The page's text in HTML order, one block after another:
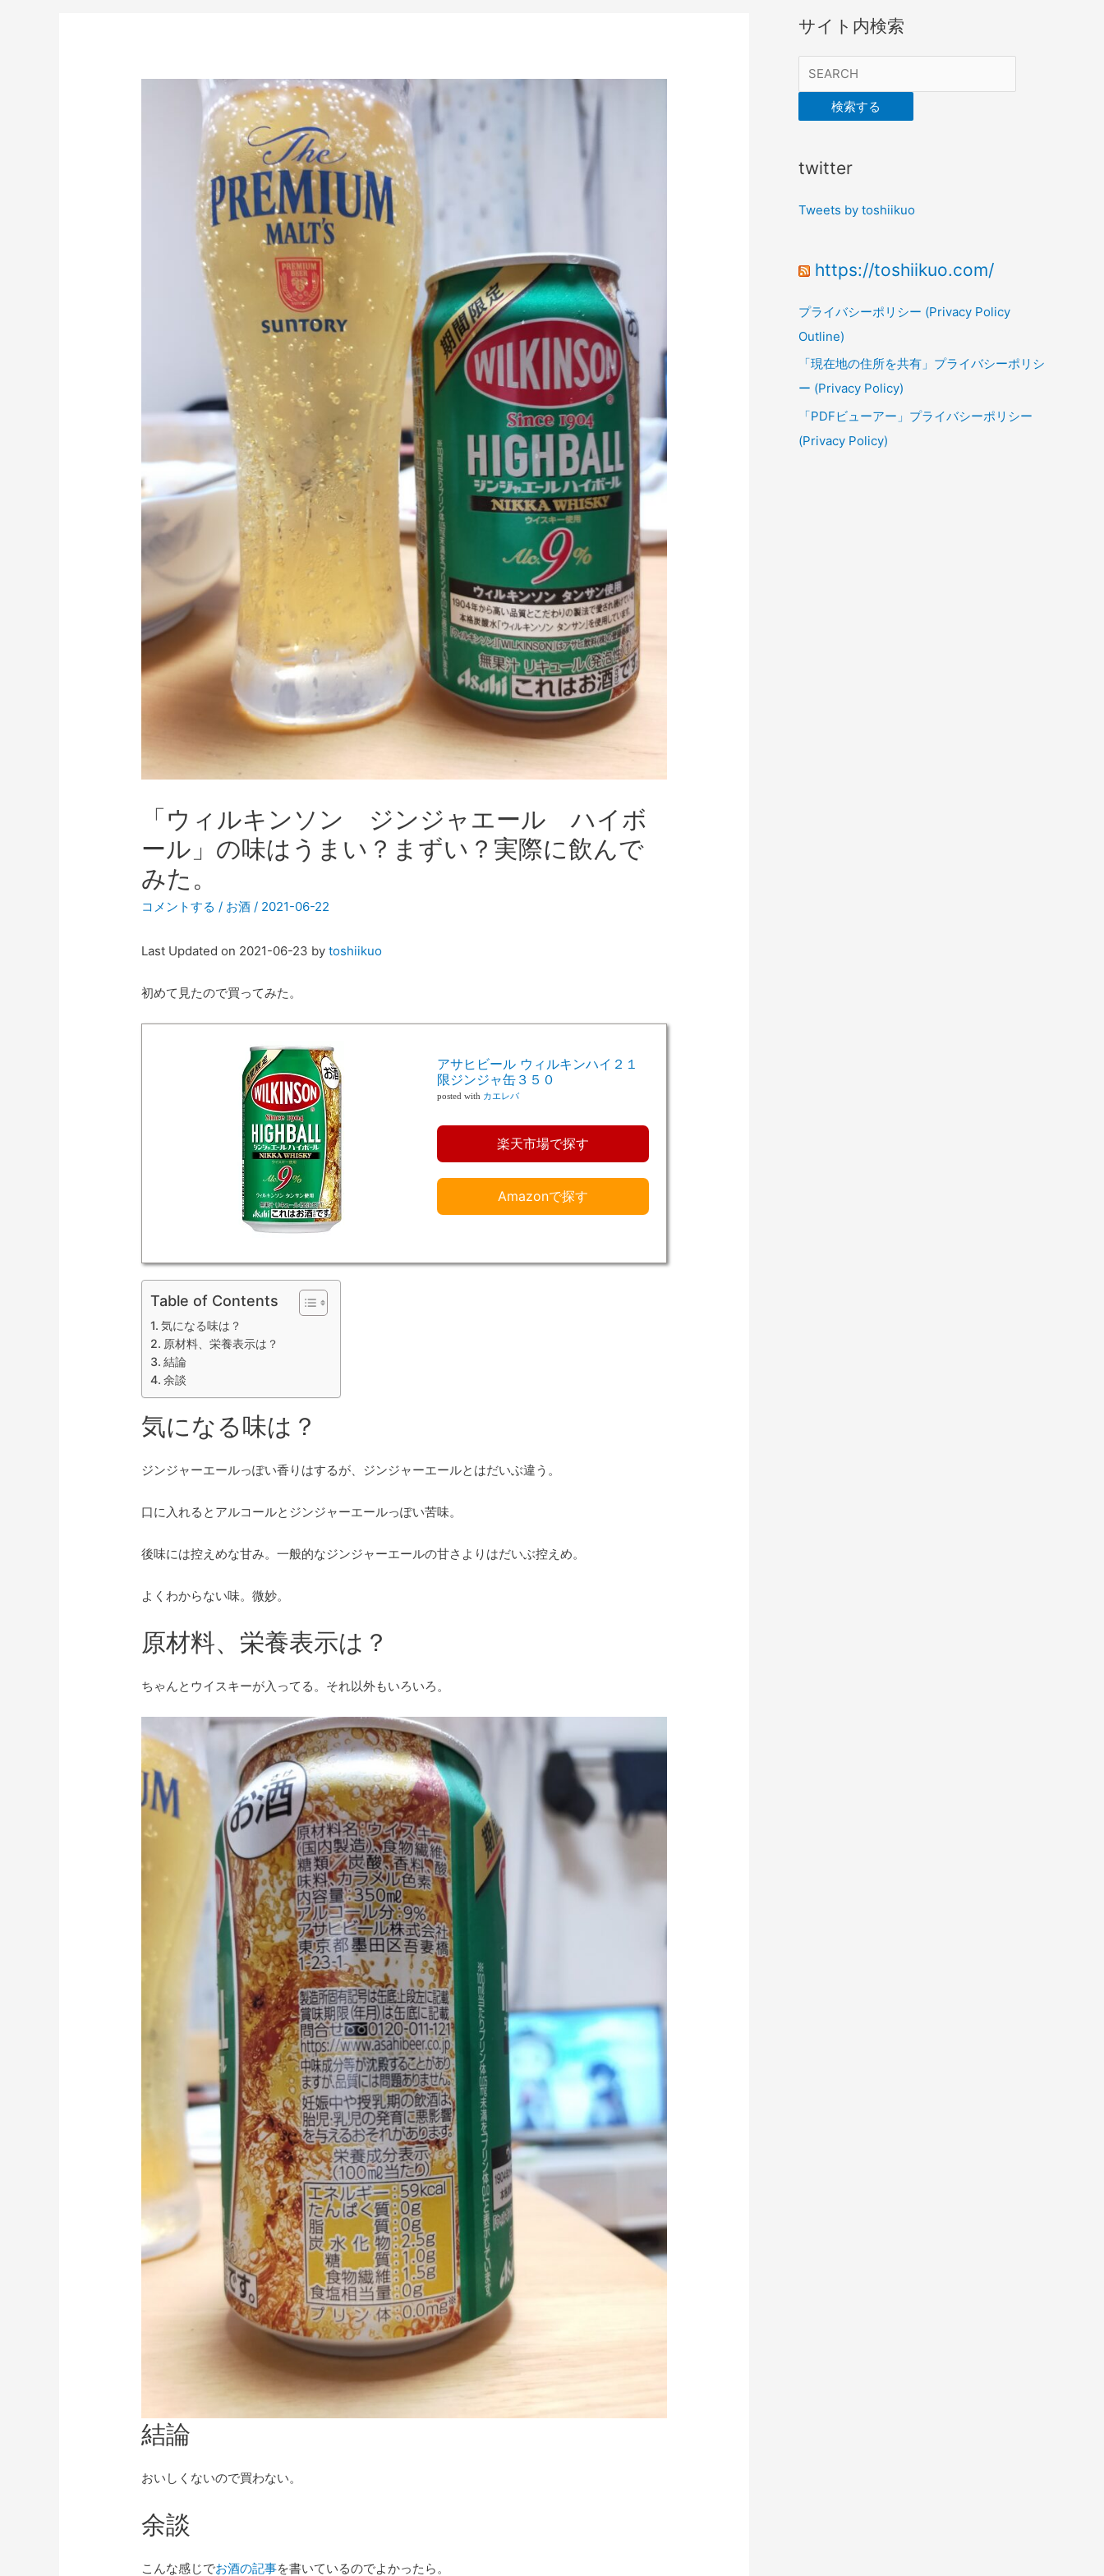
「ウィルキンソン ジンジャエール ハイボ
ール」の味はうまい？まずい？実際に飲んで
みた。
コメントする / お酒 / 2021-06-22
Last Updated on 2021-06-23 bytoshiikuo
初めて見たので買ってみた。
アサヒビール ウィルキンハイ２１
限ジンジャ缶３５０
posted with カエレバ
楽天市場で探す
Amazonで探す
Table of Contents
気になる味は？
原材料、栄養表示は？
結論
余談
気になる味は？
ジンジャーエールっぽい香りはするが、ジンジャーエールとはだいぶ違う。
口に入れるとアルコールとジンジャーエールっぽい苦味。
後味には控えめな甘み。一般的なジンジャーエールの甘さよりはだいぶ控えめ。
よくわからない味。微妙。
原材料、栄養表示は？
ちゃんとウイスキーが入ってる。それ以外もいろいろ。
結論
おいしくないので買わない。
余談
こんな感じでお酒の記事を書いているのでよかったら。
サイト内検索
検索する
twitter
Tweets by toshiikuo
https://toshiikuo.com/
プライバシーポリシー (Privacy Policy
Outline)
「現在地の住所を共有」プライバシーポリシ
ー (Privacy Policy)
「PDFビューアー」プライバシーポリシー
(Privacy Policy)